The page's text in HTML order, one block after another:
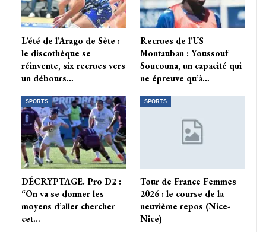
L’été de l’Arago de Sète :
le discothèque se
réinvente, six recrues vers
un débours…
Recrues de l’US
Montauban : Youssouf
Soucouna, un capacité qui
ne épreuve qu’à…
SPORTS
DÉCRYPTAGE. Pro D2 :
“On va se donner les
moyens d’aller chercher
cet…
SPORTS
Tour de France Femmes
2026 : le course de la
neuvième repos (Nice-
Nice)